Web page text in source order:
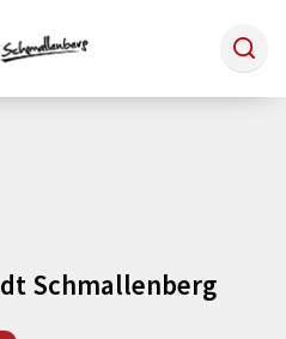
Schmallenberg